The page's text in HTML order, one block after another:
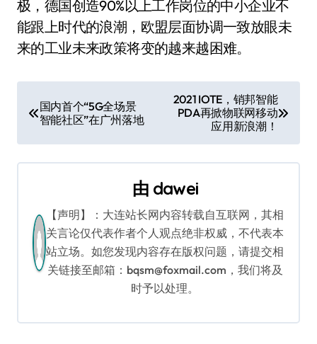
极，德国创造90%以上工作岗位的中小企业不
能跟上时代的浪潮，欧盟层面协调一致放眼未
来的工业未来政策将变的越来越困难。
章
导
国内首个“5G全场景
智能社区”在广州落地
2021 IOTE，销邦智能
PDA再掀物联网移动
应用新浪潮！
由 dawei
【声明】：大连站长网内容转载自互联网，其相
关言论仅代表作者个人观点绝非权威，不代表本
站立场。如您发现内容存在版权问题，请提交相
关链接至邮箱：bqsm@foxmail.com，我们将及
时予以处理。